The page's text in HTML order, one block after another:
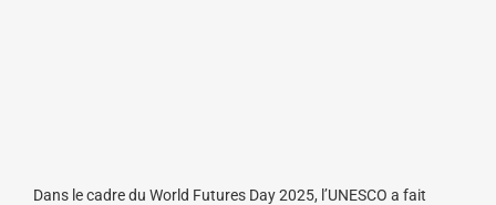
Dans le cadre du World Futures Day 2025, l’UNESCO a fait